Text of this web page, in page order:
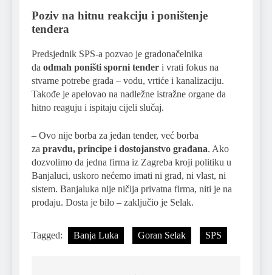
Poziv na hitnu reakciju i poništenje
tendera
Predsjednik SPS-a pozvao je gradonačelnika
da odmah poništi sporni tender i vrati fokus na
stvarne potrebe grada – vodu, vrtiće i kanalizaciju.
Takođe je apelovao na nadležne istražne organe da
hitno reaguju i ispitaju cijeli slučaj.
– Ovo nije borba za jedan tender, već borba
za pravdu, principe i dostojanstvo građana. Ako
dozvolimo da jedna firma iz Zagreba kroji politiku u
Banjaluci, uskoro nećemo imati ni grad, ni vlast, ni
sistem. Banjaluka nije ničija privatna firma, niti je na
prodaju. Dosta je bilo – zaključio je Selak.
Tagged: Banja Luka Goran Selak SPS